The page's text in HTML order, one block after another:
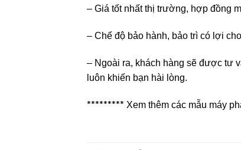
– Giá tốt nhất thị trường, hợp đồng
– Chế độ bảo hành, bảo trì có lợi
– Ngoài ra, khách hàng sẽ được tư
luôn khiến bạn hài lòng.
********* Xem thêm các mẫu máy